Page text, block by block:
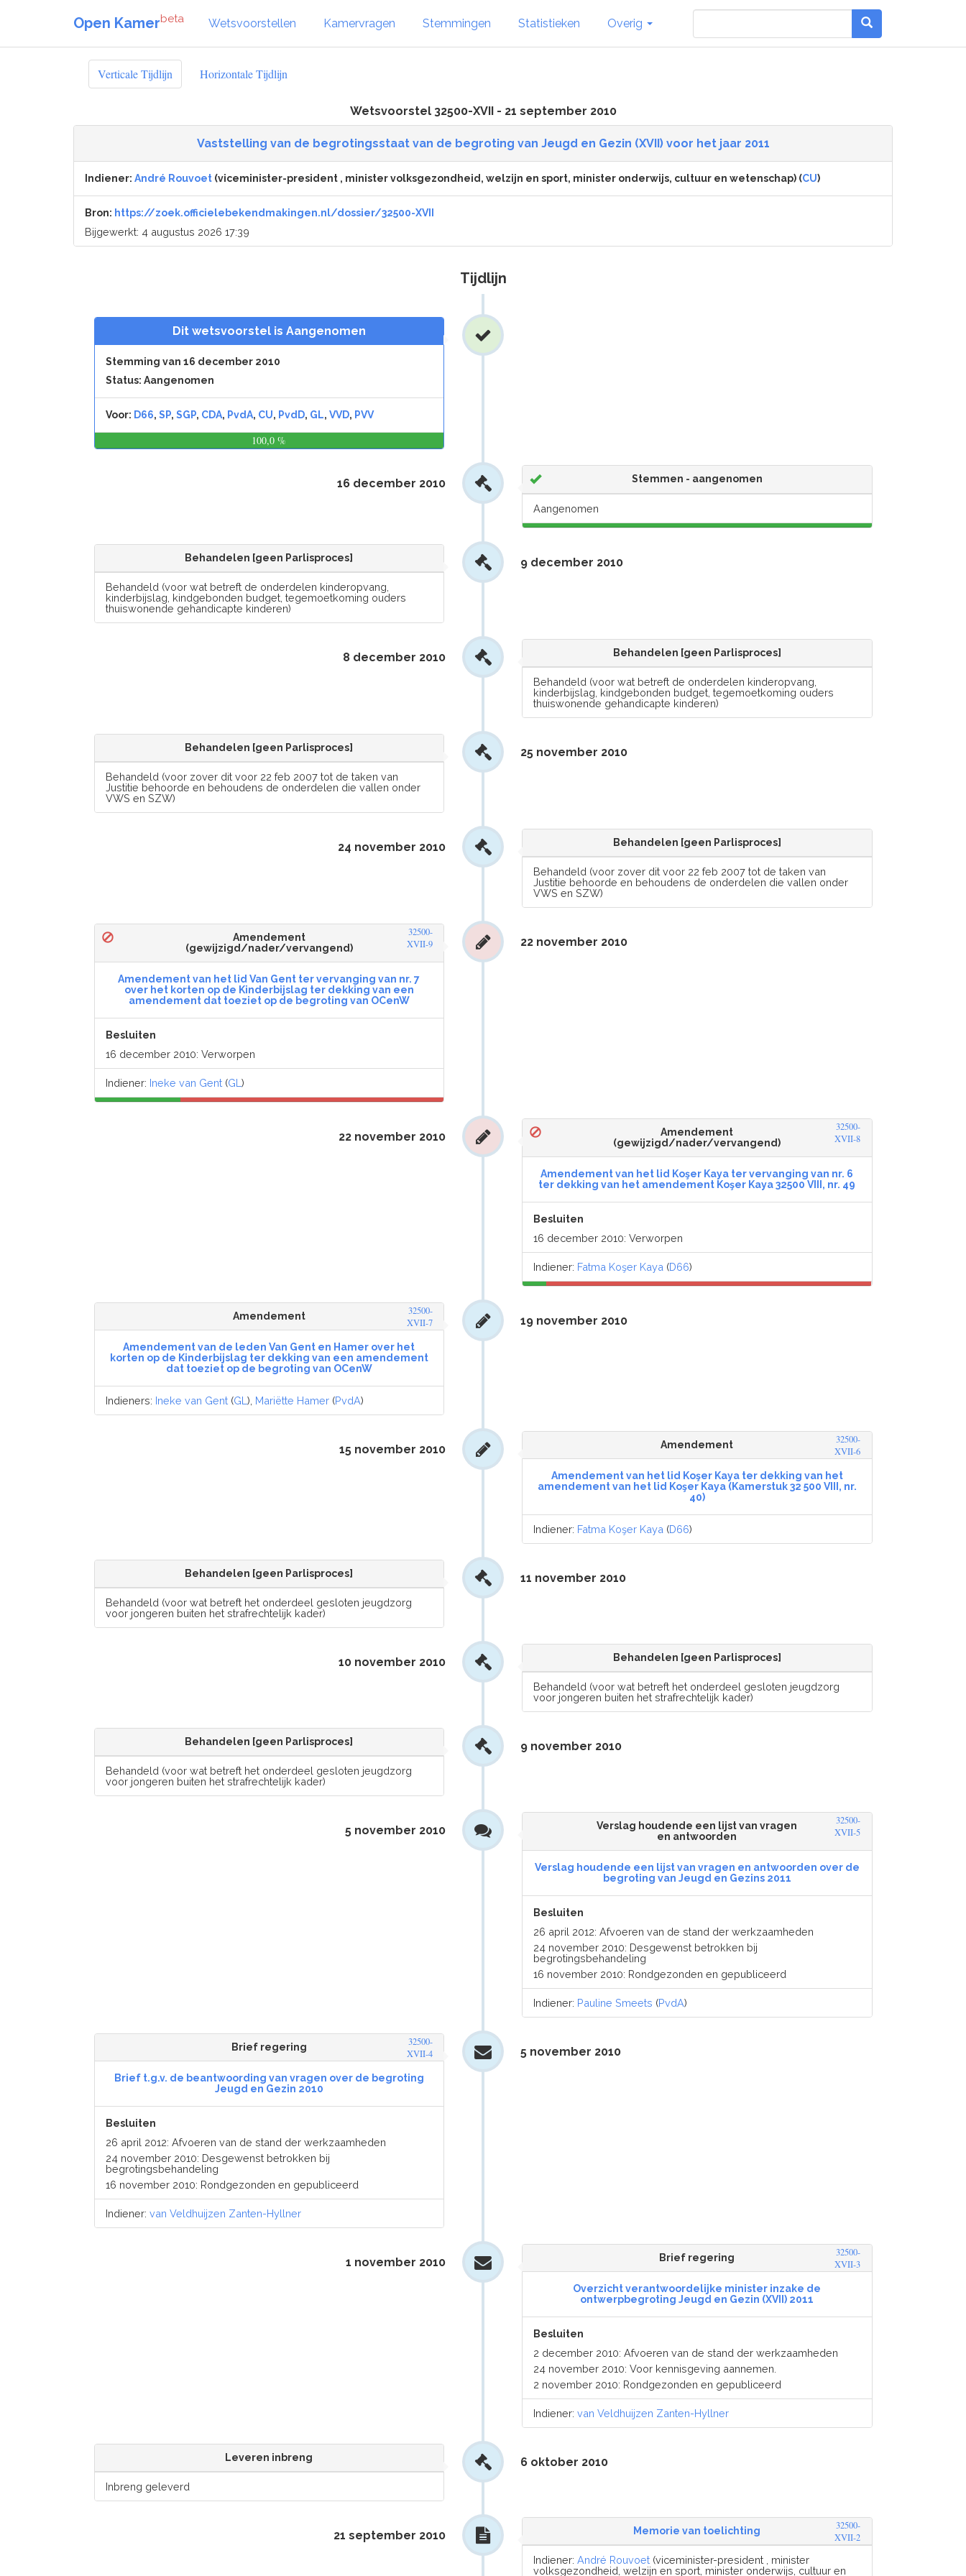
Open Kamerbeta Wetsvoorstellen Kamervragen Stemmingen Statistieken Overig
Verticale Tijdlijn Horizontale Tijdlijn
Wetsvoorstel 32500-XVII - 21 september 2010
Vaststelling van de begrotingsstaat van de begroting van Jeugd en Gezin (XVII) voor het jaar 2011
Indiener: André Rouvoet (viceminister-president , minister volksgezondheid, welzijn en sport, minister onderwijs, cultuur en wetenschap) (CU)
Bron: https://zoek.officielebekendmakingen.nl/dossier/32500-XVII
Bijgewerkt: 4 augustus 2026 17:39
Tijdlijn
Dit wetsvoorstel is Aangenomen
Stemming van 16 december 2010
Status: Aangenomen
Voor: D66, SP, SGP, CDA, PvdA, CU, PvdD, GL, VVD, PVV
100,0 %
Stemmen - aangenomen
Aangenomen
16 december 2010
Behandelen [geen Parlisproces]
Behandeld (voor wat betreft de onderdelen kinderopvang,
kinderbijslag, kindgebonden budget, tegemoetkoming ouders
thuiswonende gehandicapte kinderen)
9 december 2010
Behandelen [geen Parlisproces]
Behandeld (voor wat betreft de onderdelen kinderopvang,
kinderbijslag, kindgebonden budget, tegemoetkoming ouders
thuiswonende gehandicapte kinderen)
8 december 2010
Behandelen [geen Parlisproces]
Behandeld (voor zover dit voor 22 feb 2007 tot de taken van
Justitie behoorde en behoudens de onderdelen die vallen onder
VWS en SZW)
25 november 2010
Behandelen [geen Parlisproces]
Behandeld (voor zover dit voor 22 feb 2007 tot de taken van
Justitie behoorde en behoudens de onderdelen die vallen onder
VWS en SZW)
24 november 2010
Amendement
(gewijzigd/nader/vervangend)
32500-
XVII-9
Amendement van het lid Van Gent ter vervanging van nr. 7
over het korten op de Kinderbijslag ter dekking van een
amendement dat toeziet op de begroting van OCenW
Besluiten
16 december 2010: Verworpen
Indiener: Ineke van Gent(GL )
22 november 2010
Amendement
(gewijzigd/nader/vervangend)
32500-
XVII-8
Amendement van het lid Koşer Kaya ter vervanging van nr. 6
ter dekking van het amendement Koşer Kaya 32500 VIII, nr. 49
Besluiten
16 december 2010: Verworpen
Indiener: Fatma Koşer Kaya (D66)
22 november 2010
Amendement
32500-
XVII-7
Amendement van de leden Van Gent en Hamer over het
korten op de Kinderbijslag ter dekking van een amendement
dat toeziet op de begroting van OCenW
Indieners: Ineke van Gent(GL ), Mariëtte Hamer(PvdA)
19 november 2010
Amendement
32500-
XVII-6
Amendement van het lid Koşer Kaya ter dekking van het
amendement van het lid Koşer Kaya (Kamerstuk 32 500 VIII, nr.
40)
Indiener: Fatma Koşer Kaya (D66)
15 november 2010
Behandelen [geen Parlisproces]
Behandeld (voor wat betreft het onderdeel gesloten jeugdzorg
voor jongeren buiten het strafrechtelijk kader)
11 november 2010
Behandelen [geen Parlisproces]
Behandeld (voor wat betreft het onderdeel gesloten jeugdzorg
voor jongeren buiten het strafrechtelijk kader)
10 november 2010
Behandelen [geen Parlisproces]
Behandeld (voor wat betreft het onderdeel gesloten jeugdzorg
voor jongeren buiten het strafrechtelijk kader)
9 november 2010
Verslag houdende een lijst van vragen
en antwoorden
32500-
XVII-5
Verslag houdende een lijst van vragen en antwoorden over de
begroting van Jeugd en Gezins 2011
Besluiten
26 april 2012: Afvoeren van de stand der werkzaamheden
24 november 2010: Desgewenst betrokken bij
begrotingsbehandeling
16 november 2010: Rondgezonden en gepubliceerd
Indiener: Pauline Smeets (PvdA)
5 november 2010
Brief regering
32500-
XVII-4
Brief t.g.v. de beantwoording van vragen over de begroting
Jeugd en Gezin 2010
Besluiten
26 april 2012: Afvoeren van de stand der werkzaamheden
24 november 2010: Desgewenst betrokken bij
begrotingsbehandeling
16 november 2010: Rondgezonden en gepubliceerd
Indiener: van Veldhuijzen Zanten-Hyllner
5 november 2010
Brief regering
32500-
XVII-3
Overzicht verantwoordelijke minister inzake de
ontwerpbegroting Jeugd en Gezin (XVII) 2011
Besluiten
2 december 2010: Afvoeren van de stand der werkzaamheden
24 november 2010: Voor kennisgeving aannemen.
2 november 2010: Rondgezonden en gepubliceerd
Indiener:van Veldhuijzen Zanten-Hyllner
1 november 2010
Leveren inbreng
Inbreng geleverd
6 oktober 2010
Memorie van toelichting
32500-
XVII-2
Indiener:André Rouvoet (viceminister-president , minister
volksgezondheid, welzijn en sport, minister onderwijs, cultuur en
21 september 2010